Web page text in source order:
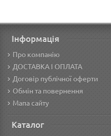
Інформація
Про компанію
ДОСТАВКА І ОПЛАТА
Договір публічної оферти
Обмін та повернення
Мапа сайту
Каталог